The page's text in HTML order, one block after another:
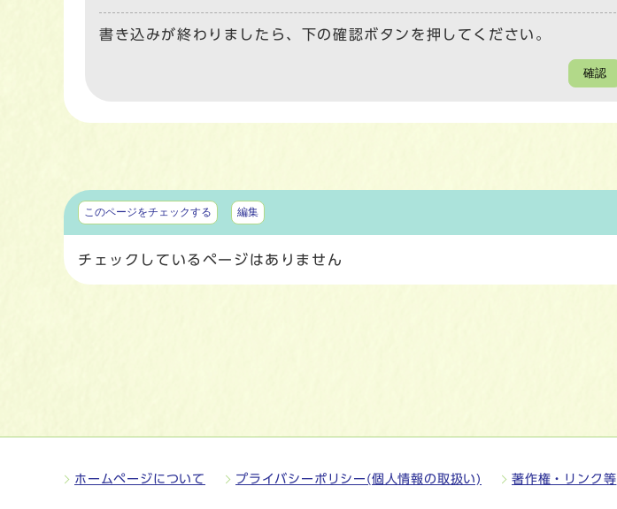
書き込みが終わりましたら、下の確認ボタンを押してください。
確認
マイページ
このページをチェックする 編集
チェックしているページはありません
ホームページについて プライバシーポリシー(個人情報の取扱い) 著作権・リンク等